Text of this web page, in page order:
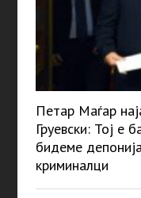
Петар Маѓар
Груевски: Тој е
бидеме
криминалци